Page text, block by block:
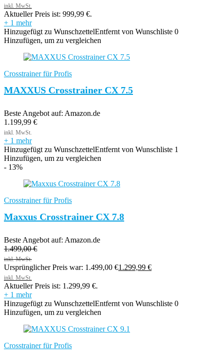
Aktueller Preis ist: 999,99 €.
+ 1 mehr
Hinzugefügt zu WunschzettelEntfernt von Wunschliste 0
Hinzufügen, um zu vergleichen
Crosstrainer für Profis
MAXXUS Crosstrainer CX 7.5
Beste Angebot auf: Amazon.de
1.199,99 €
+ 1 mehr
Hinzugefügt zu WunschzettelEntfernt von Wunschliste 1
Hinzufügen, um zu vergleichen
- 13%
Crosstrainer für Profis
Maxxus Crosstrainer CX 7.8
Beste Angebot auf: Amazon.de
1.499,00€
Ursprünglicher Preis war: 1.499,00 €1.299,99 €
Aktueller Preis ist: 1.299,99 €.
+ 1 mehr
Hinzugefügt zu WunschzettelEntfernt von Wunschliste 0
Hinzufügen, um zu vergleichen
Crosstrainer für Profis